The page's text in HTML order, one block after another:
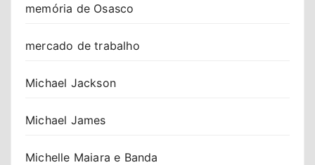
memória de Osasco
mercado de trabalho
Michael Jackson
Michael James
Michelle Maiara e Banda